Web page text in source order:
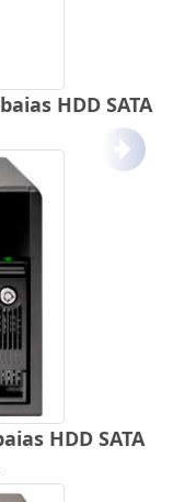
HDD SATA
HDD SATA